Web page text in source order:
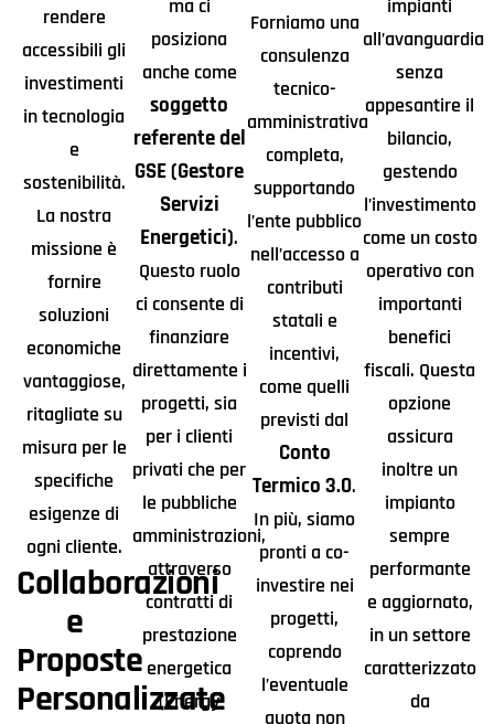
rendere
accessibili gli
investimenti
in tecnologia
e
sostenibilità.
La nostra
missione è
fornire
soluzioni
economiche
vantaggiose,
ritagliate su
misura per le
specifiche
esigenze di
ogni cliente.
Collaborazioni
e
Proposte
Personalizzate
ma ci
posiziona
anche come
soggetto
referente del
GSE (Gestore
Servizi
Energetici).
Questo ruolo
ci consente di
finanziare
direttamente i
progetti, sia
per i clienti
privati che per
le pubbliche
amministrazioni,
attraverso
contratti di
prestazione
energetica
(Energy
Forniamo una
consulenza
tecnico-
amministrativa
completa,
supportando
l’ente pubblico
nell’accesso a
contributi
statali e
incentivi,
come quelli
previsti dal
Conto
Termico 3.0.
In più, siamo
pronti a co-
investire nei
progetti,
coprendo
l’eventuale
quota non
impianti
all’avanguardia
senza
appesantire il
bilancio,
gestendo
l’investimento
come un costo
operativo con
importanti
benefici
fiscali. Questa
opzione
assicura
inoltre un
impianto
sempre
performante
e aggiornato,
in un settore
caratterizzato
da